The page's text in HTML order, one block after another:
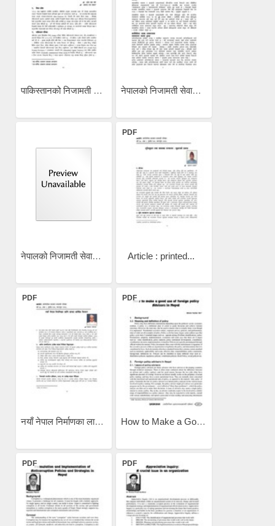
पाकिस्तानको निजामती सेवाः... नेपालको निजामती सेवामा...
नेपालको निजामती सेवामा...
PDF
Article : printed...
PDF
नयाँ नेपाल निर्माणका लागि...
PDF
How to Make a Good Use of...
PDF PDF